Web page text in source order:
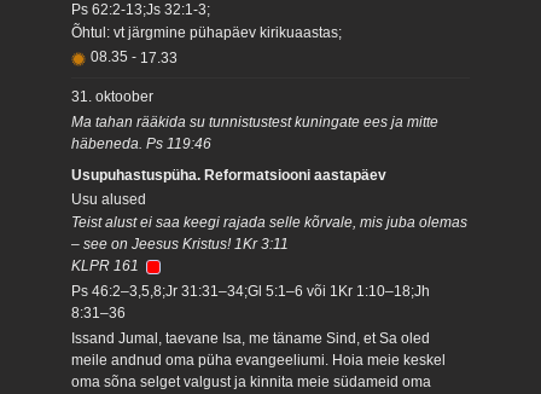
Ps 62:2-13;Js 32:1-3;
Õhtul: vt järgmine pühapäev kirikuaastas;
08.35 - 17.33
31. oktoober
Ma tahan rääkida su tunnistustest kuningate ees ja mitte
häbeneda. Ps 119:46
Usupuhastuspüha. Reformatsiooni aastapäev
Usu alused
Teist alust ei saa keegi rajada selle kõrvale, mis juba olemas
– see on Jeesus Kristus! 1Kr 3:11
KLPR 161
Ps 46:2–3,5,8;Jr 31:31–34;Gl 5:1–6 või 1Kr 1:10–18;Jh
8:31–36
Issand Jumal, taevane Isa, me täname Sind, et Sa oled
meile andnud oma püha evangeeliumi. Hoia meie keskel
oma sõna selget valgust ja kinnita meie südameid oma